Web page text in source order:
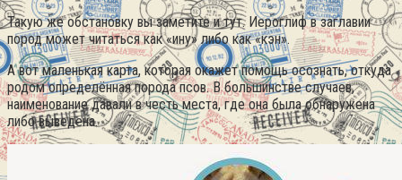
Такую же обстановку вы заметите и тут. Иероглиф в заглавии
пород может читаться как «ину» либо как «кэн».
А вот маленькая карта, которая окажет помощь осознать, откуда
родом определённая порода псов. В большинстве случаев,
наименование давали в честь места, где она была обнаружена
либо выведена.